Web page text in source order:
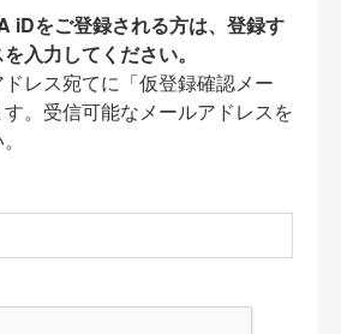
iDをご登録される方は、登録す
入力してください。
レス宛てに「仮登録確認メー
。受信可能なメールアドレスを